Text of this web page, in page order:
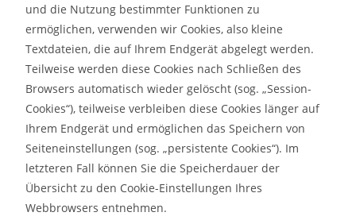
und die Nutzung bestimmter Funktionen zu
ermöglichen, verwenden wir Cookies, also kleine
Textdateien, die auf Ihrem Endgerät abgelegt werden.
Teilweise werden diese Cookies nach Schließen des
Browsers automatisch wieder gelöscht (sog. „Session-
Cookies“), teilweise verbleiben diese Cookies länger auf
Ihrem Endgerät und ermöglichen das Speichern von
Seiteneinstellungen (sog. „persistente Cookies“). Im
letzteren Fall können Sie die Speicherdauer der
Übersicht zu den Cookie-Einstellungen Ihres
Webbrowsers entnehmen.